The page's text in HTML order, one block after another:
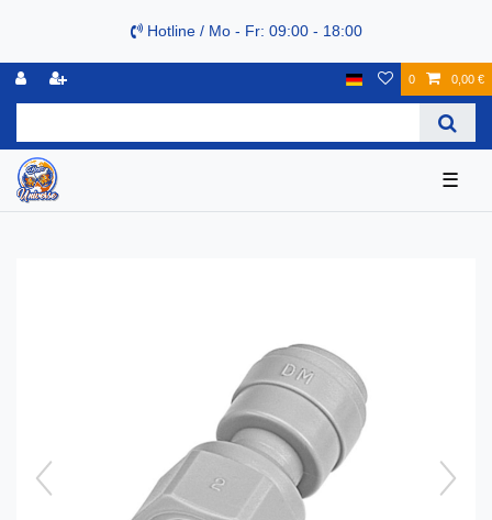
Hotline / Mo - Fr: 09:00 - 18:00
0 0,00 €
☰